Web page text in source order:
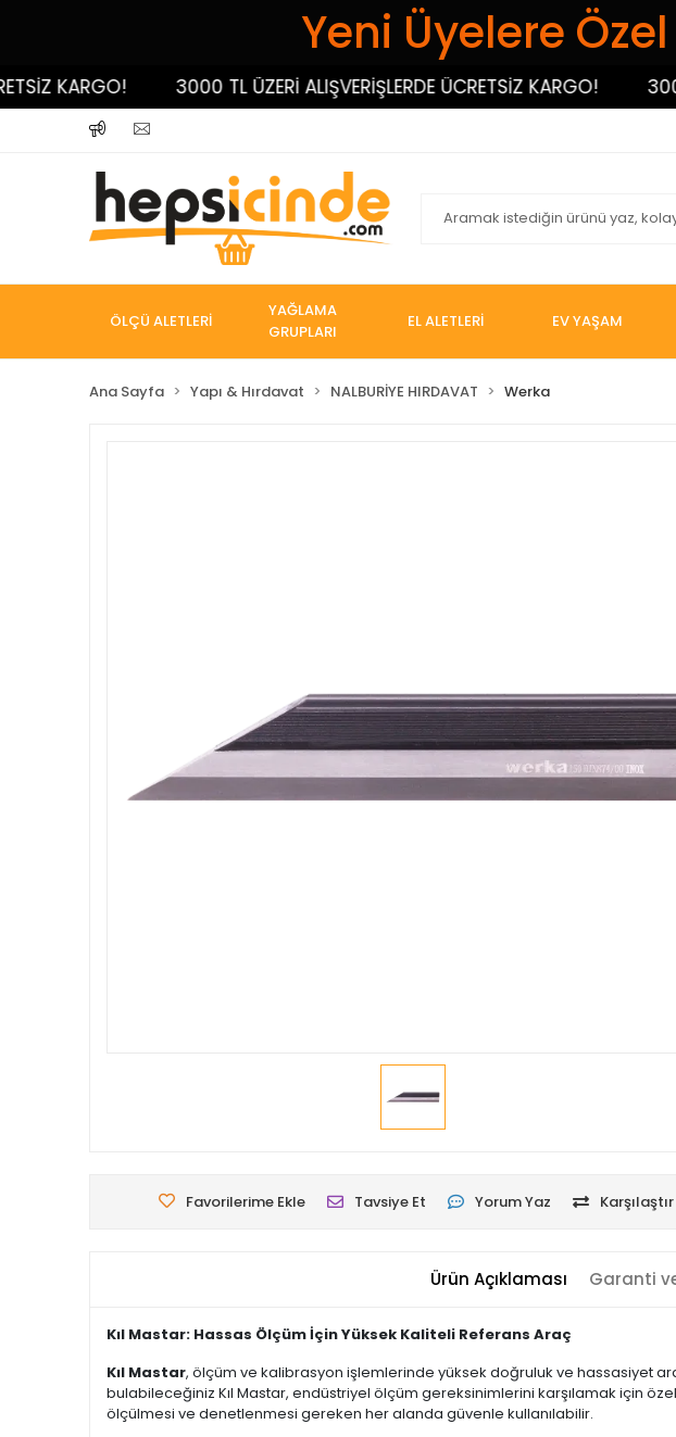
Yeni Üyelere
KARGO! 3000 TL ÜZERİ ALIŞVERİŞLERDE ÜCRETSİZ KARGO! 3000
ÖLÇÜ ALETLERİ
YAĞLAMA
GRUPLARI
EL ALETLERİ EV YAŞAM
Ana Sayfa Yapı & Hırdavat NALBURİYE HIRDAVAT Werka
Favorilerime Ekle Tavsiye Et Yorum Yaz Karşılaştır
Ürün Açıklaması Garanti
Kıl Mastar: Hassas Ölçüm İçin Yüksek Kaliteli Referans Araç
Kıl Mastar, ölçüm ve kalibrasyon işlemlerinde yüksek doğruluk ve hassasiyet
bulabileceğiniz Kıl Mastar, endüstriyel ölçüm gereksinimlerini karşılamak için
ölçülmesi ve denetlenmesi gereken her alanda güvenle kullanılabilir.